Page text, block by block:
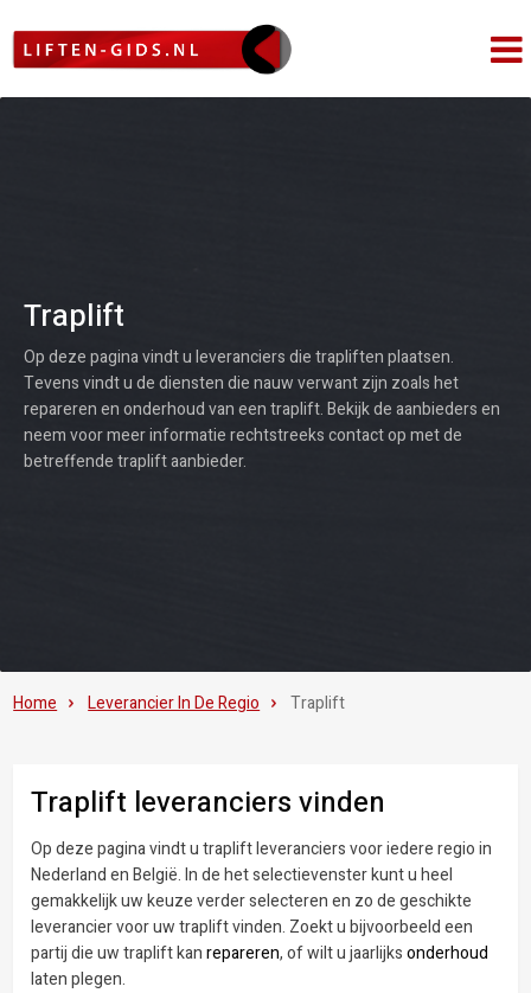
Traplift
Op deze pagina vindt u leveranciers die trapliften plaatsen.
Tevens vindt u de diensten die nauw verwant zijn zoals het
repareren en onderhoud van een traplift. Bekijk de aanbieders en
neem voor meer informatie rechtstreeks contact op met de
betreffende traplift aanbieder.
Home Leverancier In De Regio Traplift
Traplift leveranciers vinden
Op deze pagina vindt u traplift leveranciers voor iedere regio in
Nederland en België. In de het selectievenster kunt u heel
gemakkelijk uw keuze verder selecteren en zo de geschikte
leverancier voor uw traplift vinden. Zoekt u bijvoorbeeld een
partij die uw traplift kanrepareren, of wilt u jaarlijksonderhoud
laten plegen.